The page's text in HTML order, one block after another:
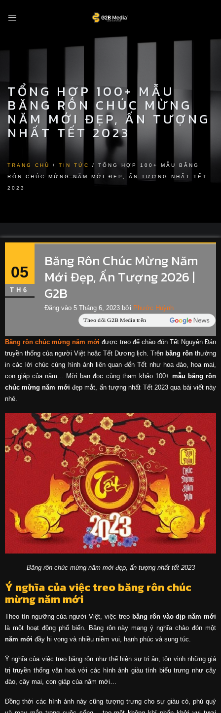
TỔNG HỢP 100+ MẪU
BĂNG RÔN CHÚC MỪNG
NĂM MỚI ĐẸP, ẤN TƯỢNG
NHẤT TẾT 2023
TRANG CHỦ / TIN TỨC / TỔNG HỢP 100+ MẪU BĂNG
RÔN CHÚC MỪNG NĂM MỚI ĐẸP, ẤN TƯỢNG NHẤT TẾT
2023
05
TH6
Băng Rôn Chúc Mừng Năm
Mới Đẹp, Ấn Tượng 2026 |
G2B
Đăng vào 5 Tháng 6, 2023bởi Phước Huỳnh
Băng rôn chúc mừng năm mớiđược treo để chào đón Tết Nguyên Đán
truyền thống của người Việt hoặc Tết Dương lịch. Trên băng rôn thường
in các lời chúc cùng hình ảnh liên quan đến Tết như hoa đào, hoa mai,
con giáp của năm… Mời bạn đọc cùng tham khảo 100+ mẫu băng rôn
chúc mừng năm mới đẹp mắt, ấn tượng nhất Tết 2023 qua bài viết này
nhé.
Băng rôn chúc mừng năm mới đẹp, ấn tượng nhất tết 2023
Ý nghĩa của việc treo băng rôn chúc
mừng năm mới
Theo tín ngưỡng của người Việt, việc treo băng rôn vào dịp năm mới
là một hoạt động phổ biến. Băng rôn này mang ý nghĩa chào đón một
năm mới đầy hi vọng và nhiều niềm vui, hạnh phúc và sung túc.
Ý nghĩa của việc treo băng rôn như thể hiện sự tri ân, tôn vinh những giá
trị truyền thống văn hoá với các hình ảnh giàu tính biểu trưng như cây
đào, cây mai, con giáp của năm mới…
Đồng thời các hình ảnh này cũng tượng trưng cho sự giàu có, phú quý